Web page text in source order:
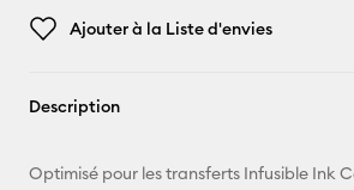
Ajouter à la Liste d'envies
Description
Optimisé pour les transferts Infusible Ink